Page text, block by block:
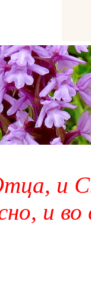
и
и во